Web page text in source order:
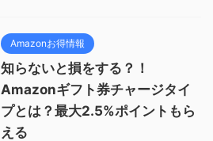
Amazonお得情報
知らないと損をする？！
Amazonギフト券チャージタイ
プとは？最大2.5%ポイントもら
える